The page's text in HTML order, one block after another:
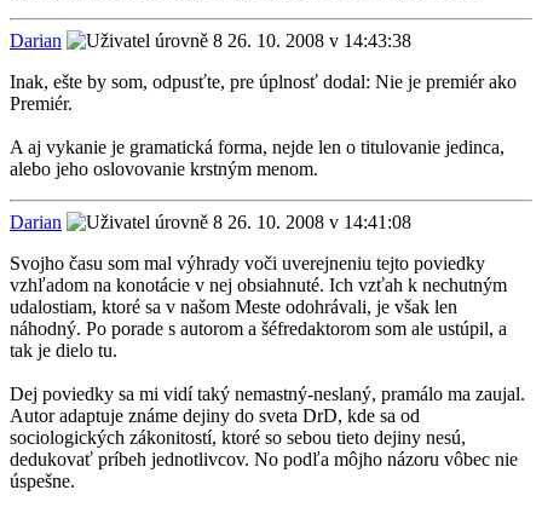
Darian
26. 10. 2008 v 14:43:38
Inak, ešte by som, odpusťte, pre úplnosť dodal: Nie je premiér ako
Premiér.
A aj vykanie je gramatická forma, nejde len o titulovanie jedinca,
alebo jeho oslovovanie krstným menom.
Darian
26. 10. 2008 v 14:41:08
Svojho času som mal výhrady voči uverejneniu tejto poviedky
vzhľadom na konotácie v nej obsiahnuté. Ich vzťah k nechutným
udalostiam, ktoré sa v našom Meste odohrávali, je však len
náhodný. Po porade s autorom a šéfredaktorom som ale ustúpil, a
tak je dielo tu.
Dej poviedky sa mi vidí taký nemastný-neslaný, pramálo ma zaujal.
Autor adaptuje známe dejiny do sveta DrD, kde sa od
sociologických zákonitostí, ktoré so sebou tieto dejiny nesú,
dedukovať príbeh jednotlivcov. No podľa môjho názoru vôbec nie
úspešne.